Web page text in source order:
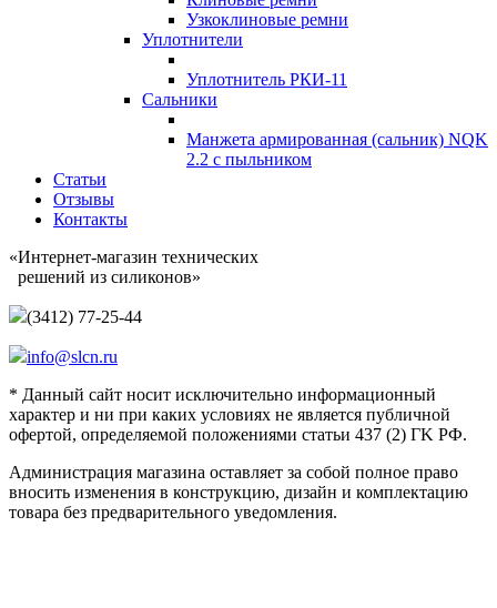
Узкоклиновые ремни
Уплотнители
Уплотнитель РКИ-11
Сальники
Манжета армированная (сальник) NQK
2.2 с пыльником
Статьи
Отзывы
Контакты
«Интернет-магазин технических
решений из силиконов»
(3412) 77-25-44
info@slcn.ru
* Данный сайт носит исключительно информационный
характер и ни при каких условиях не является публичной
офертой, определяемой положениями статьи 437 (2) ГK РФ.
Администрация магазина оставляет за собой полное право
вносить изменения в конструкцию, дизайн и комплектацию
товара без предварительного уведомления.